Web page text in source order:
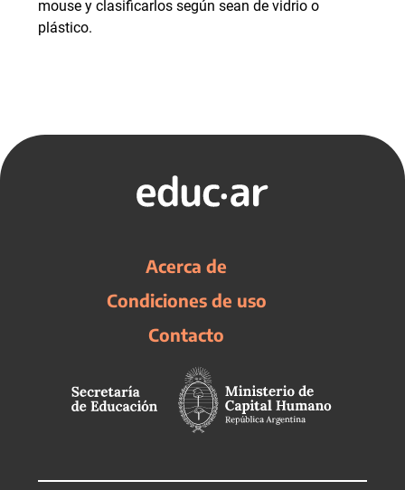
mouse y clasificarlos según sean de vidrio o
plástico.
Acerca de
Condiciones de uso
Contacto